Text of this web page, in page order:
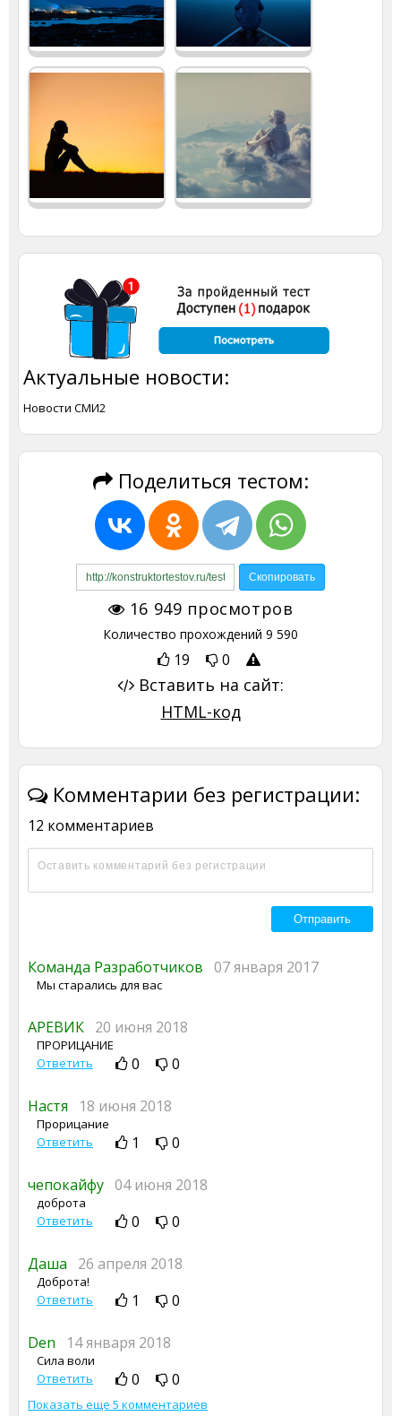
Актуальные новости:
Новости СМИ2
Поделиться тестом:
16 949 просмотров
Количество прохождений 9 590
19 0
Вставить на сайт:
HTML-код
Комментарии без регистрации:
12 комментариев
Команда Разработчиков 07 января 2017
Мы старались для вас
АРЕВИК 20 июня 2018
ПРОРИЦАНИЕ
Ответить
0 0
Настя 18 июня 2018
Прорицание
Ответить
1 0
чепокайфу 04 июня 2018
доброта
Ответить
0 0
Даша 26 апреля 2018
Доброта!
Ответить
1 0
Den 14 января 2018
Сила воли
Ответить
0 0
Показать еще 5 комментариев